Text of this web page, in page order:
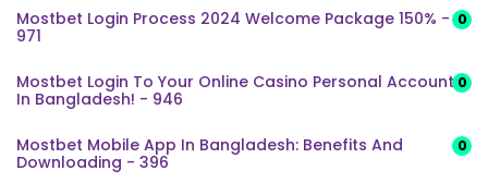
Mostbet Login Process 2024 Welcome Package 150% -
971
0
Mostbet Login To Your Online Casino Personal Account
In Bangladesh! - 946
0
Mostbet Mobile App In Bangladesh: Benefits And
Downloading - 396
0